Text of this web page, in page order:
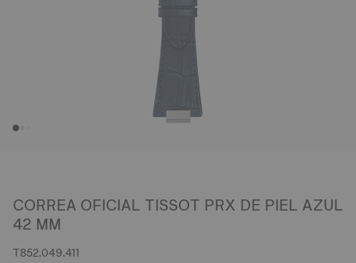
CORREA OFICIAL TISSOT PRX DE PIEL AZUL
42 MM
T852.049.411